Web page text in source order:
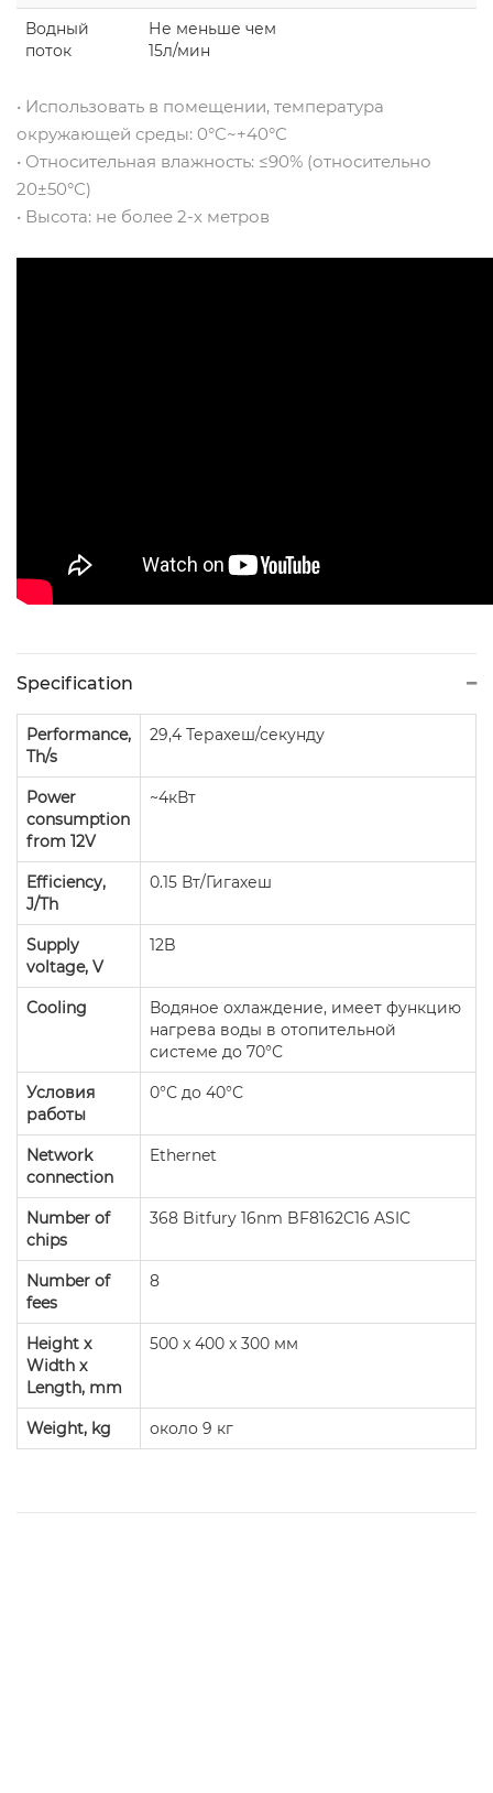
Водный
поток
Не меньше чем
15л/мин
• Использовать в помещении, температура
окружающей среды: 0°С~+40°С
• Относительная влажность: ≤90% (относительно
20±50°С)
• Высота: не более 2-х метров
Specification
Performance,
Th/s
29,4 Терахеш/секунду
Power
consumption
from 12V
~4кВт
Efficiency,
J/Th
0.15 Вт/Гигахеш
Supply
voltage, V
12B
Cooling
Водяное охлаждение, имеет функцию
нагрева воды в отопительной
системе до 70°С
Условия
работы
0°С до 40°С
Network
connection
Ethernet
Number of
chips
368 Bitfury 16nm BF8162C16 ASIC
Number of
fees
8
Height x
Width x
Length, mm
500 x 400 x 300 мм
Weight, kg около 9 кг